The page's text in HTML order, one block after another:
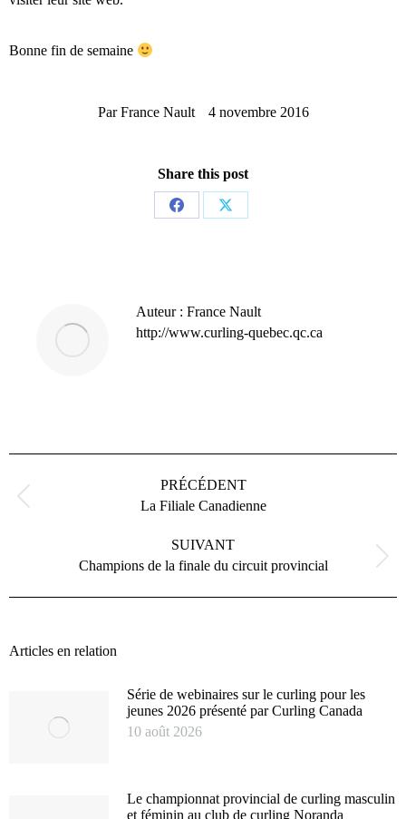
Bonne fin de semaine
ParFrance Nault 4 novembre 2016
Share this post
PartagerPartager
Auteur : France Nault
http://www.curling-quebec.qc.ca
PRÉCÉDENT
Article
La Filiale Canadienne
SUIVANT
Article
:
Champions de la finale du circuit provincial
Articles en relation
Série de webinaires sur le curling pour les
jeunes 2026 présenté par Curling Canada
10 août 2026
Le championnat provincial de curling masculin
et féminin au club de curling Noranda